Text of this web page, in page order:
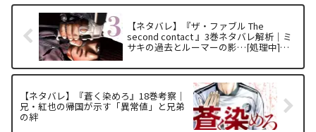
【ネタバレ】『ザ・ファブル The
second contact 』3巻ネタバレ解析｜ミ
サキの過去とルーマーの影…[処理中]…
【ネタバレ】『蒼く染めろ』18巻考察｜
兄・紅也の帰国が示す「異常値」と兄弟
の絆